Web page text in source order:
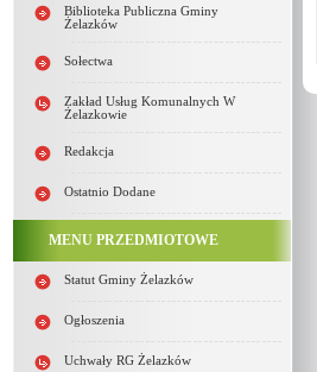
Biblioteka Publiczna Gminy
Żelazków
Sołectwa
Zakład Usług Komunalnych W
Żelazkowie
Redakcja
Ostatnio Dodane
MENU PRZEDMIOTOWE
Statut Gminy Żelazków
Ogłoszenia
Uchwały RG Żelazków